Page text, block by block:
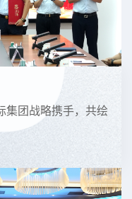
集团战略携手，共绘